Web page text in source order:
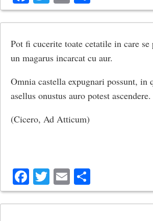
Pot fi cucerite toate cetatile in care se
un magarus incarcat cu aur.
Omnia castella expugnari possunt, in
asellus onustus auro potest ascendere.
(Cicero, Ad Atticum)
Facebook
Twitter
Email